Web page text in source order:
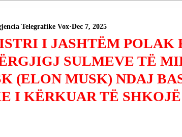
I JASHTËM POLAK
SULMEVE TË
(ELON MUSK) NDAJ
I KËRKUAR TË
Telegrafike Vox Dec 7, 2025